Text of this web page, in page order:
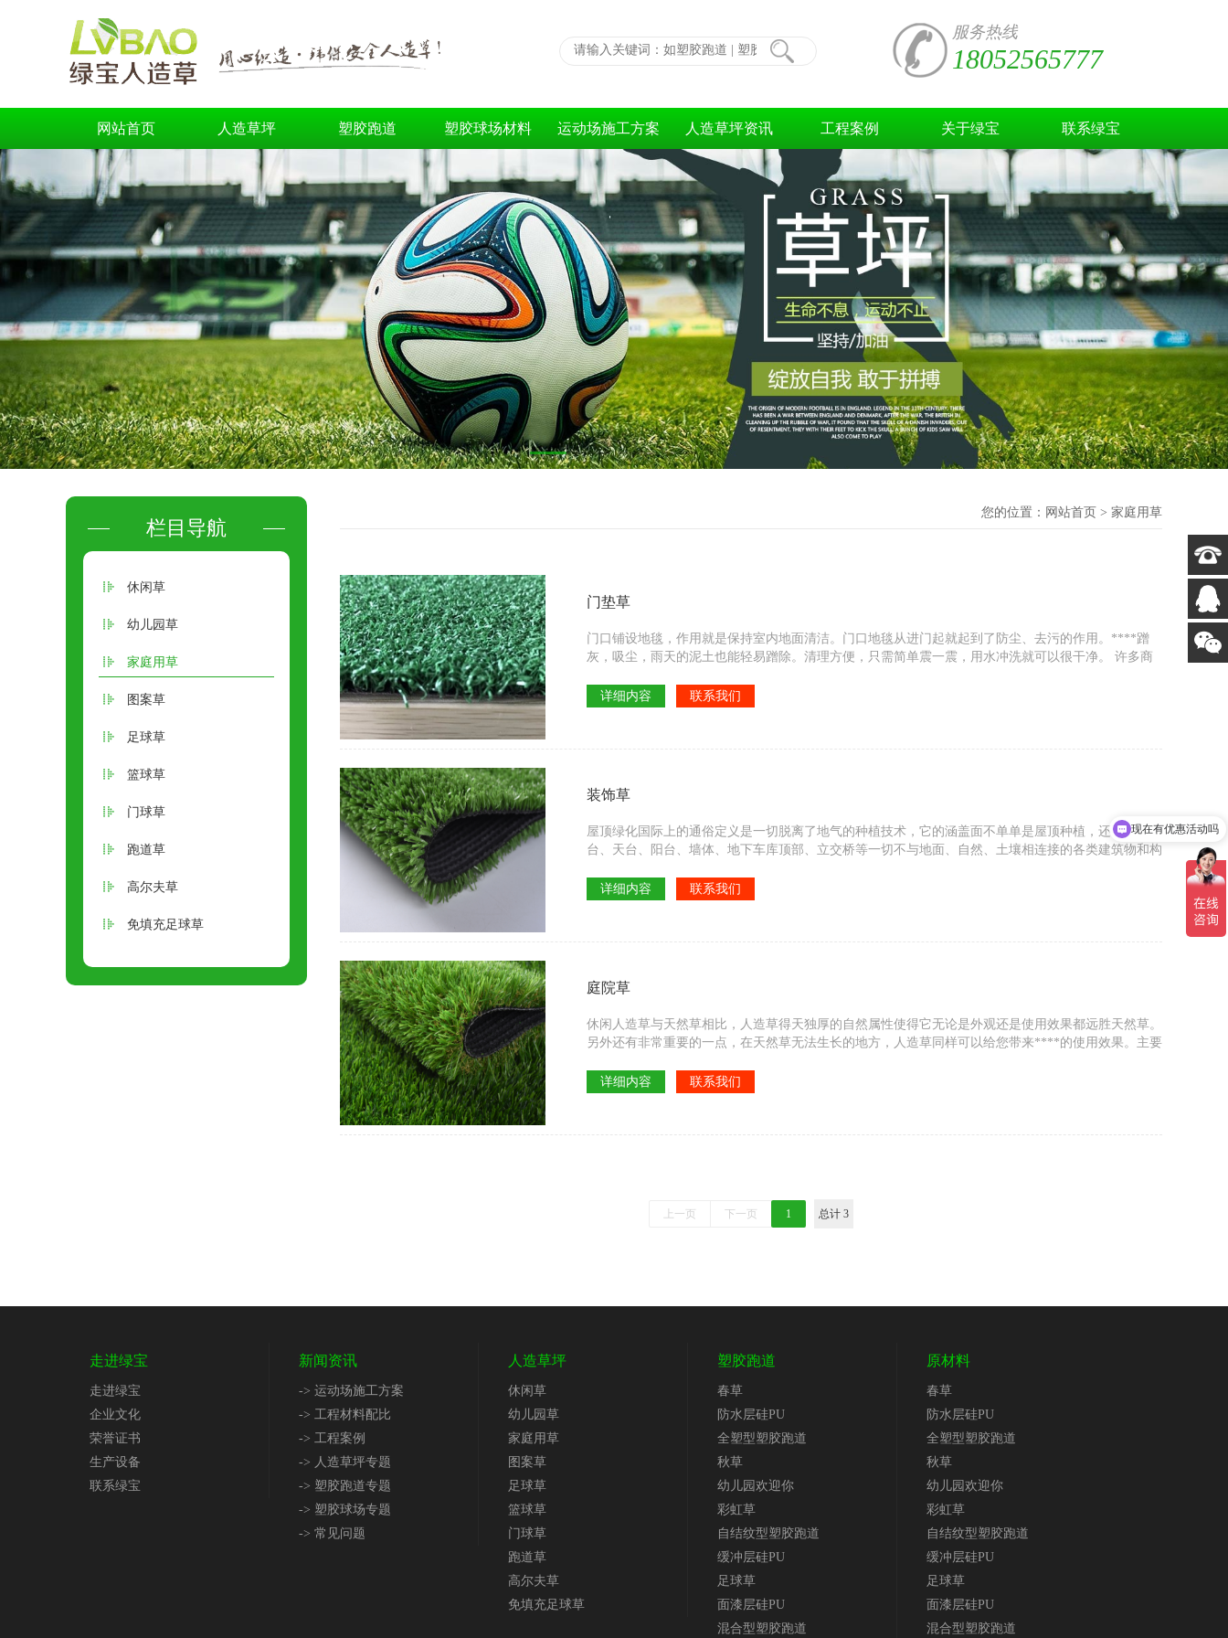
服务热线
18052565777
网站首页 人造草坪 塑胶跑道 塑胶球场材料 运动场施工方案 人造草坪资讯 工程案例 关于绿宝 联系绿宝
栏目导航
休闲草
幼儿园草
家庭用草
图案草
足球草
篮球草
门球草
跑道草
高尔夫草
免填充足球草
您的位置： 网站首页 > 家庭用草
门垫草
门口铺设地毯，作用就是保持室内地面清洁。门口地毯从进门起就起到了防尘、去污的作用。****蹭
灰，吸尘，雨天的泥土也能轻易蹭除。清理方便，只需简单震一震，用水冲洗就可以很干净。 许多商
气都不影响人造草坪门垫的使用，并且清理方便。
详细内容 联系我们
装饰草
屋顶绿化国际上的通俗定义是一切脱离了地气的种植技术，它的涵盖面不单单是屋顶种植，还包括露
台、天台、阳台、墙体、地下车库顶部、立交桥等一切不与地面、自然、土壤相连接的各类建筑物和构
性与之相适应的植物材料，通过一定技艺，在建筑物顶部及一切特殊空间建造绿色景观的一种形式。
详细内容 联系我们
庭院草
休闲人造草与天然草相比，人造草得天独厚的自然属性使得它无论是外观还是使用效果都远胜天然草。
另外还有非常重要的一点，在天然草无法生长的地方，人造草同样可以给您带来****的使用效果。主要
详细内容
联系我们
上一页 下一页 1 总计 3
走进绿宝
走进绿宝
企业文化
荣誉证书
生产设备
联系绿宝
新闻资讯
-> 运动场施工方案
-> 工程材料配比
-> 工程案例
-> 人造草坪专题
-> 塑胶跑道专题
-> 塑胶球场专题
-> 常见问题
人造草坪
休闲草
幼儿园草
家庭用草
图案草
足球草
篮球草
门球草
跑道草
高尔夫草
免填充足球草
塑胶跑道
春草
防水层硅PU
全塑型塑胶跑道
秋草
幼儿园欢迎你
彩虹草
自结纹型塑胶跑道
缓冲层硅PU
足球草
面漆层硅PU
混合型塑胶跑道
原材料
春草
防水层硅PU
全塑型塑胶跑道
秋草
幼儿园欢迎你
彩虹草
自结纹型塑胶跑道
缓冲层硅PU
足球草
面漆层硅PU
混合型塑胶跑道
现在有优惠活动吗